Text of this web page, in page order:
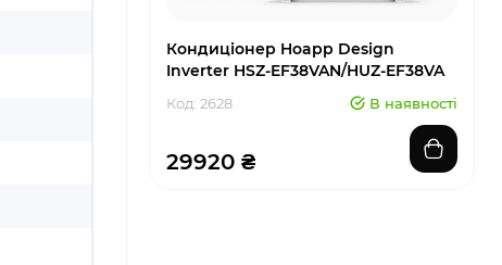
Кондиціонер Hoapp Design
Inverter HSZ-EF38VAN/HUZ-EF38VA
Код: 2628 В наявності
29920 ₴